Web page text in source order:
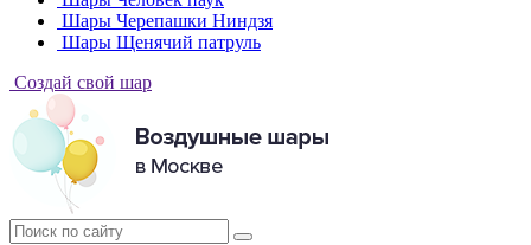
Шары Черепашки Ниндзя
Шары Щенячий патруль
Создай свой шар